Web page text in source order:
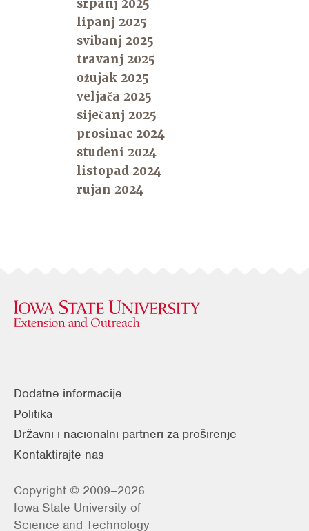
srpanj 2025
lipanj 2025
svibanj 2025
travanj 2025
ožujak 2025
veljača 2025
siječanj 2025
prosinac 2024
studeni 2024
listopad 2024
rujan 2024
Dodatne informacije
Politika
Državni i nacionalni partneri za proširenje
Kontaktirajte nas
Copyright © 2009–2026
Iowa State University of
Science and Technology